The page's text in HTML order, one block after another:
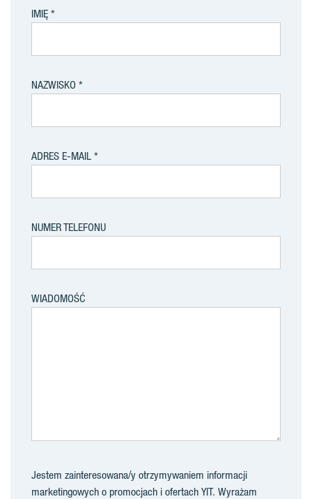
IMIĘ
NAZWISKO
ADRES E-MAIL
NUMER TELEFONU
WIADOMOŚĆ
Jestem zainteresowana/y otrzymywaniem informacji
marketingowych o promocjach i ofertach YIT. Wyrażam